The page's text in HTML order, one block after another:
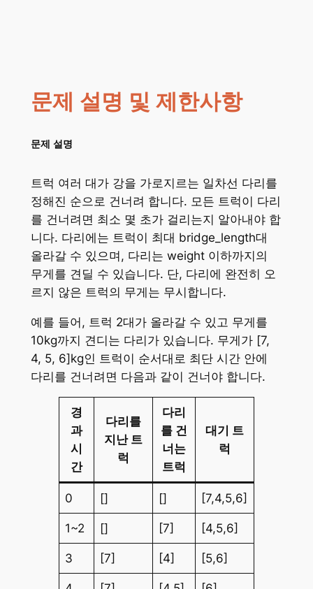
문제 설명 및 제한사항
문제 설명
트럭 여러 대가 강을 가로지르는 일차선 다리를
정해진 순으로 건너려 합니다. 모든 트럭이 다리
를 건너려면 최소 몇 초가 걸리는지 알아내야 합
니다. 다리에는 트럭이 최대 bridge_length대
올라갈 수 있으며, 다리는 weight 이하까지의
무게를 견딜 수 있습니다. 단, 다리에 완전히 오
르지 않은 트럭의 무게는 무시합니다.
예를 들어, 트럭 2대가 올라갈 수 있고 무게를
10kg까지 견디는 다리가 있습니다. 무게가 [7,
4, 5, 6]kg인 트럭이 순서대로 최단 시간 안에
다리를 건너려면 다음과 같이 건너야 합니다.
경
과
시
간
다리를
지난 트
럭
다리
를 건
너는
트럭
대기 트
럭
0 [] [] [7,4,5,6]
1~2 [] [7] [4,5,6]
3 [7] [4] [5,6]